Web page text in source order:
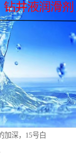
加深，15号白